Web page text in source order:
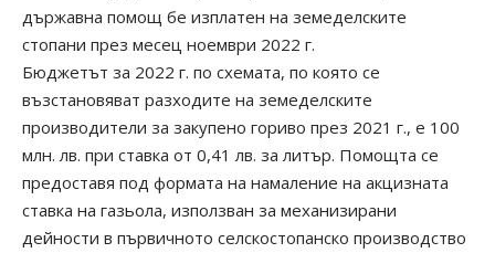
държавна помощ бе изплатен на земеделските
стопани през месец ноември 2022 г.
Бюджетът за 2022 г. по схемата, по която се
възстановяват разходите на земеделските
производители за закупено гориво през 2021 г., е 100
млн. лв. при ставка от 0,41 лв. за литър. Помощта се
предоставя под формата на намаление на акцизната
ставка на газьола, използван за механизирани
дейности в първичното селскостопанско производство